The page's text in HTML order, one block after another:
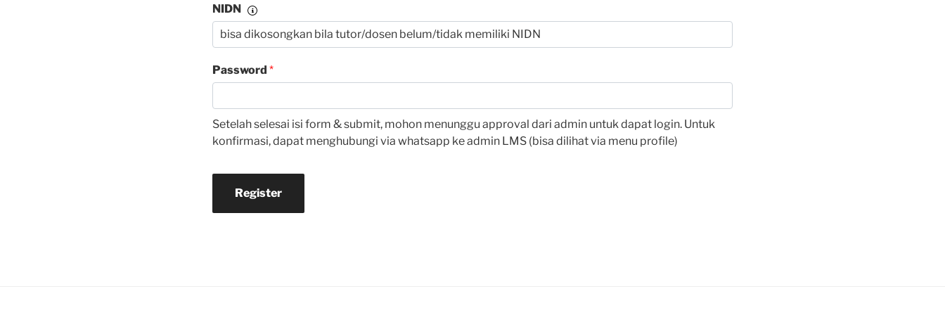
NIDN
Password *
Setelah selesai isi form & submit, mohon menunggu approval dari admin untuk dapat login. Untuk
konfirmasi, dapat menghubungi via whatsapp ke admin LMS (bisa dilihat via menu profile)
Register